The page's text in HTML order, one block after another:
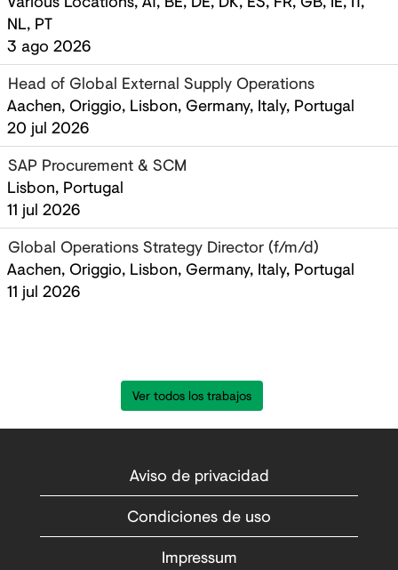
NL, PT
3 ago 2026
Head of Global External Supply Operations
Aachen, Origgio, Lisbon, Germany, Italy, Portugal
20 jul 2026
SAP Procurement & SCM
Lisbon, Portugal
11 jul 2026
Global Operations Strategy Director (f/m/d)
Aachen, Origgio, Lisbon, Germany, Italy, Portugal
11 jul 2026
Ver todos los trabajos
Aviso de privacidad
Condiciones de uso
Impressum